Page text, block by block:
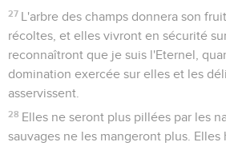
27 L'arbre des champs donnera son
récoltes, et elles vivront en sécurité
reconnaîtront que je suis l'Eternel,
domination exercée sur elles et les
asservissent.
28 Elles ne seront plus pillées par les
sauvages ne les mangeront plus. Elles